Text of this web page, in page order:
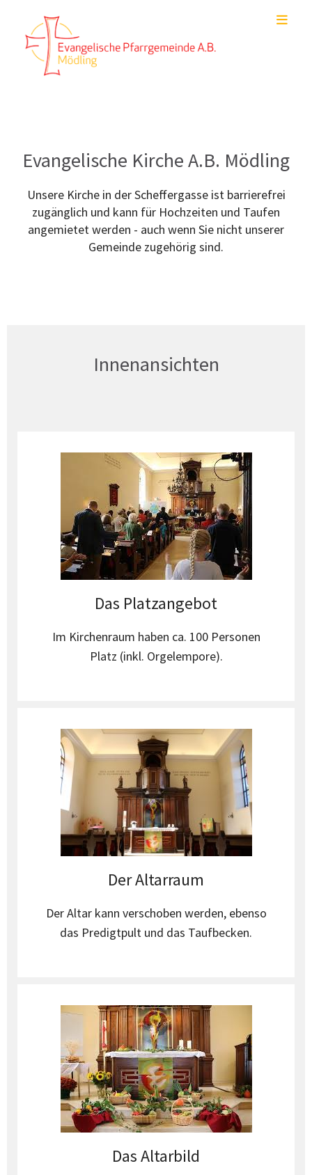
Evangelische Kirche A.B. Mödling
Unsere Kirche in der Scheffergasse ist barrierefrei
zugänglich und kann für Hochzeiten und Taufen
angemietet werden - auch wenn Sie nicht unserer
Gemeinde zugehörig sind.
Innenansichten
Das Platzangebot
Im Kirchenraum haben ca. 100 Personen
Platz (inkl. Orgelempore).
Der Altarraum
Der Altar kann verschoben werden, ebenso
das Predigtpult und das Taufbecken.
Das Altarbild